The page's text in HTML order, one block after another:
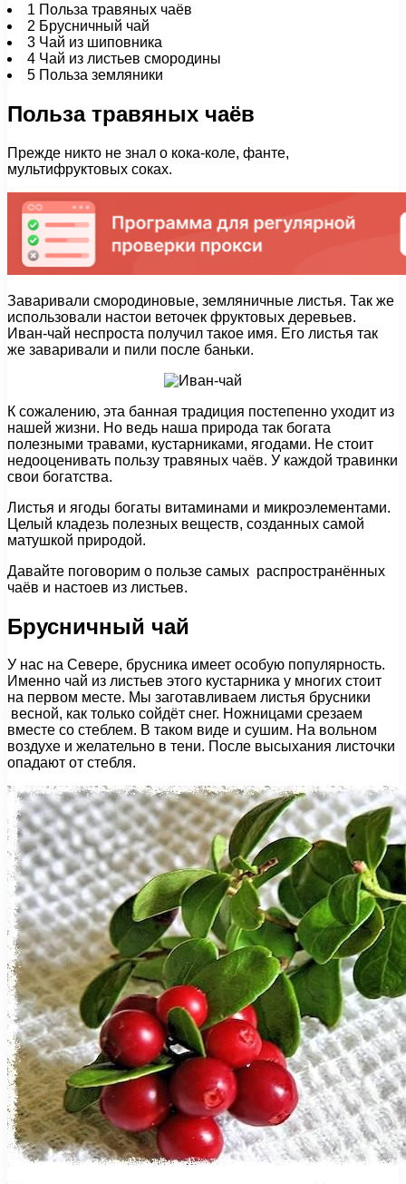
1 Польза травяных чаёв
2 Брусничный чай
3 Чай из шиповника
4 Чай из листьев смородины
5 Польза земляники
Польза травяных чаёв
Прежде никто не знал о кока-коле, фанте,
мультифруктовых соках.
Заваривали смородиновые, земляничные листья. Так же
использовали настои веточек фруктовых деревьев.
Иван-чай неспроста получил такое имя. Его листья так
же заваривали и пили после баньки.
К сожалению, эта банная традиция постепенно уходит из
нашей жизни. Но ведь наша природа так богата
полезными травами, кустарниками, ягодами. Не стоит
недооценивать пользу травяных чаёв. У каждой травинки
свои богатства.
Листья и ягоды богаты витаминами и микроэлементами.
Целый кладезь полезных веществ, созданных самой
матушкой природой.
Давайте поговорим о пользе самых распространённых
чаёв и настоев из листьев.
Брусничный чай
У нас на Севере, брусника имеет особую популярность.
Именно чай из листьев этого кустарника у многих стоит
на первом месте. Мы заготавливаем листья брусники
весной, как только сойдёт снег. Ножницами срезаем
вместе со стеблем. В таком виде и сушим. На вольном
воздухе и желательно в тени. После высыхания листочки
опадают от стебля.